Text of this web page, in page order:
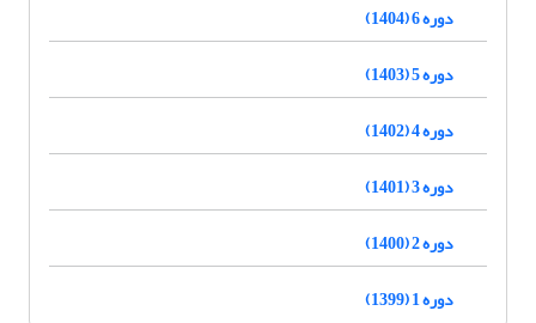
دوره 6 (1404)
دوره 5 (1403)
دوره 4 (1402)
دوره 3 (1401)
دوره 2 (1400)
دوره 1 (1399)